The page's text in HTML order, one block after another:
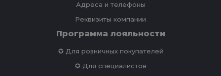
Адреса и телефоны
Реквизиты компании
Программа лояльности
✪ Для розничных покупателей
✪ Для специалистов